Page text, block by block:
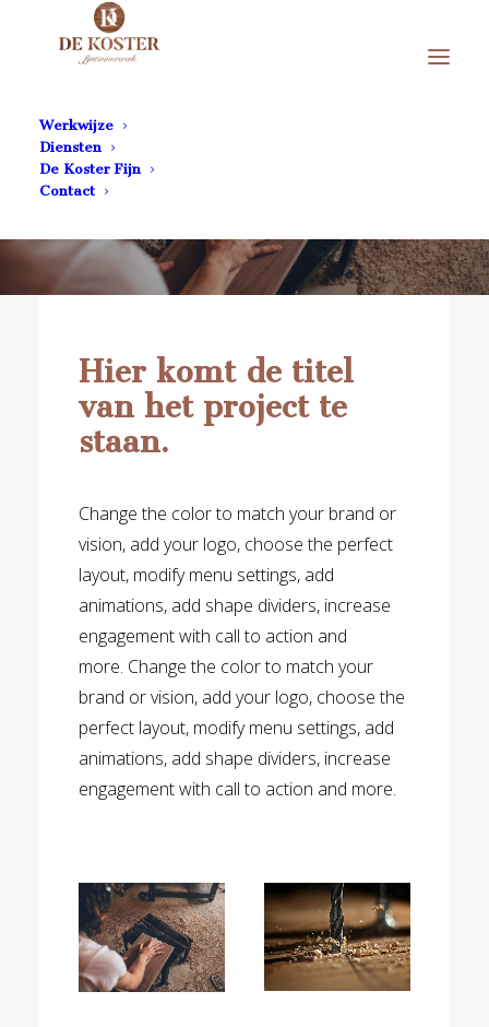
Werkwijze
Diensten
De Koster Fijn
Contact
Hier komt de titel
van het project te
staan.
Change the color to match your brand or
vision, add your logo, choose the perfect
layout, modify menu settings, add
animations, add shape dividers, increase
engagement with call to action and
more. Change the color to match your
brand or vision, add your logo, choose the
perfect layout, modify menu settings, add
animations, add shape dividers, increase
engagement with call to action and more.